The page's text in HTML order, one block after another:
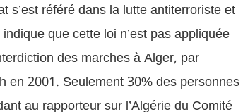
s’est référé dans la lutte antiterroriste et
que cette loi n’est pas appliquée
des marches à Alger, par
2001. Seulement 30% des personnes
au rapporteur sur l’Algérie du Comité